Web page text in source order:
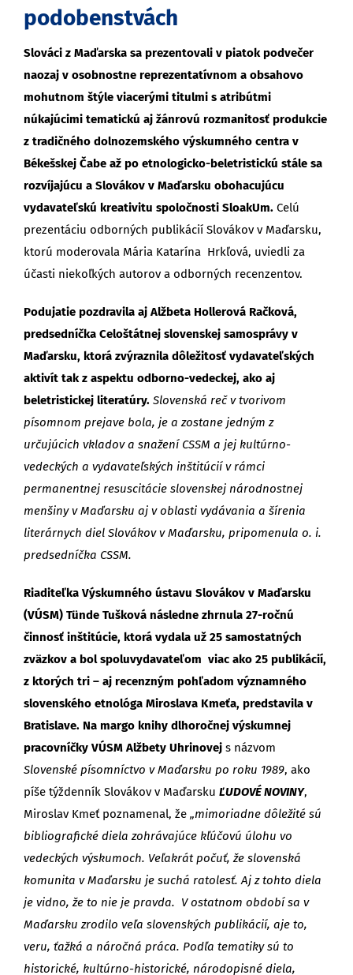
podobenstvách
Slováci z Maďarska sa prezentovali v piatok podvečer
naozaj v osobnostne reprezentatívnom a obsahovo
mohutnom štýle viacerými titulmi s atribútmi
núkajúcimi tematickú aj žánrovú rozmanitosť produkcie
z tradičného dolnozemského výskumného centra v
Békešskej Čabe až po etnologicko-beletristickú stále sa
rozvíjajúcu a Slovákov v Maďarsku obohacujúcu
vydavateľskú kreativitu spoločnosti SloakUm. Celú
prezentáciu odborných publikácií Slovákov v Maďarsku,
ktorú moderovala Mária Katarína Hrkľová, uviedli za
účasti niekoľkých autorov a odborných recenzentov.
Podujatie pozdravila aj Alžbeta Hollerová Račková,
predsedníčka Celoštátnej slovenskej samosprávy v
Maďarsku, ktorá zvýraznila dôležitosť vydavateľských
aktivít tak z aspektu odborno-vedeckej, ako aj
beletristickej literatúry. Slovenská reč v tvorivom
písomnom prejave bola, je a zostane jedným z
určujúcich vkladov a snažení CSSM a jej kultúrno-
vedeckých a vydavateľských inštitúcií v rámci
permanentnej resuscitácie slovenskej národnostnej
menšiny v Maďarsku aj v oblasti vydávania a šírenia
literárnych diel Slovákov v Maďarsku, pripomenula o. i.
predsedníčka CSSM.
Riaditeľka Výskumného ústavu Slovákov v Maďarsku
(VÚSM) Tünde Tušková následne zhrnula 27-ročnú
činnosť inštitúcie, ktorá vydala už 25 samostatných
zväzkov a bol spoluvydavateľom viac ako 25 publikácií,
z ktorých tri – aj recenzným pohľadom významného
slovenského etnológa Miroslava Kmeťa, predstavila v
Bratislave. Na margo knihy dlhoročnej výskumnej
pracovníčky VÚSM Alžbety Uhrinovej s názvom
Slovenské písomníctvo v Maďarsku po roku 1989, ako
píše týždenník Slovákov v Maďarsku ĽUDOVÉ NOVINY,
Miroslav Kmeť poznamenal, že „mimoriadne dôležité sú
bibliografické diela zohrávajúce kľúčovú úlohu vo
vedeckých výskumoch. Veľakrát počuť, že slovenská
komunita v Maďarsku je suchá ratolesť. Aj z tohto diela
je vidno, že to nie je pravda. V ostatnom období sa v
Maďarsku zrodilo veľa slovenských publikácií, aje to,
veru, ťažká a náročná práca. Podľa tematiky sú to
historické, kultúrno-historické, národopisné diela,